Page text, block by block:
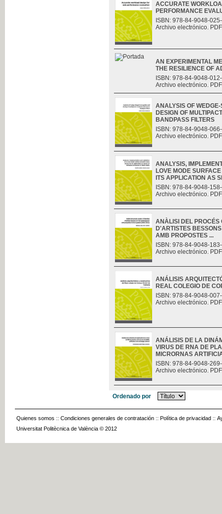
ACCURATE
PERFORMANCE
ISBN: 978-84-9048-
Archivo electrónico.
AN EXPERIMENTAL
THE RESILIENCE OF
ISBN: 978-84-9048-
Archivo electrónico.
ANALYSIS OF
DESIGN OF
BANDPASS FILTERS
ISBN: 978-84-9048-
Archivo electrónico.
ANALYSIS,
LOVE MODE
ITS APPLICATION AS
ISBN: 978-84-9048-
Archivo electrónico.
ANÀLISI DEL PROCÉS
D'ARTISTES
AMB PROPOSTES ...
ISBN: 978-84-9048-
Archivo electrónico.
ANÁLISIS
REAL COLEGIO DE
ISBN: 978-84-9048-
Archivo electrónico.
ANÁLISIS DE LA
VIRUS DE RNA DE
MICRORNAS
ISBN: 978-84-9048-
Archivo electrónico.
Ordenado por
Quienes somos :: Condiciones generales de contratación :: Política de privacidad ::
Universitat Politècnica de València © 2012